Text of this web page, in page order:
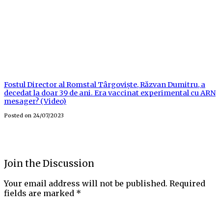
Fostul Director al Romstal Târgoviște, Răzvan Dumitru, a
decedat la doar 39 de ani. Era vaccinat experimental cu ARN
mesager? (Video)
Posted on 24/07/2023
Join the Discussion
Your email address will not be published. Required
fields are marked *